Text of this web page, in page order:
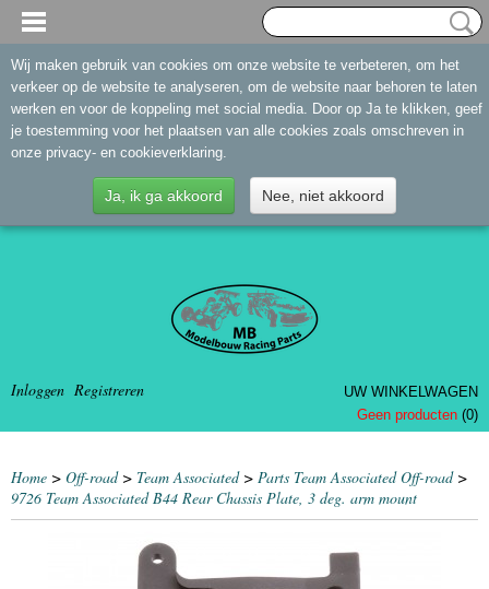
Inloggen Registreren
UW WINKELWAGEN
Geen producten (0)
Home > Off-road> Team Associated> Parts Team Associated Off-road>
9726 Team Associated B44 Rear Chassis Plate, 3 deg. arm mount
Wij maken gebruik van cookies om onze website te verbeteren, om het
verkeer op de website te analyseren, om de website naar behoren te laten
werken en voor de koppeling met social media. Door op Ja te klikken, geef
je toestemming voor het plaatsen van alle cookies zoals omschreven in
onze privacy- en cookieverklaring.
Ja, ik ga akkoord Nee, niet akkoord